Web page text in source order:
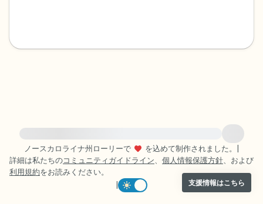
ノースカロライナ州ローリーで
を込めて制作されました。
詳細は私たちのコミュニティガイドライン、 個人情報保護方針、および
利用規約をお読みください。
支援情報はこちら
匂いを嗅ぐもの2つ